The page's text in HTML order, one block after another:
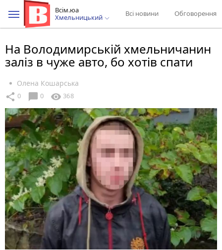
Всім.юа
Хмельницький
Всі новини Обговорення
На Володимирській хмельничанин
заліз в чуже авто, бо хотів спати
Олена Кошарська
share 0 chat_bubble 0 visibility 368